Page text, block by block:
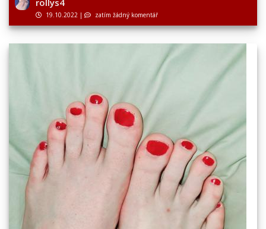
19.10.2022 | zatím žádný komentář